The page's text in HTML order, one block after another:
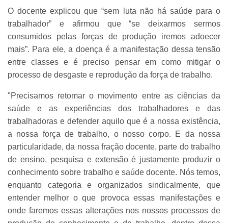
O docente explicou que “sem luta não há saúde para o
trabalhador” e afirmou que “se deixarmos sermos
consumidos pelas forças de produção iremos adoecer
mais”. Para ele, a doença é a manifestação dessa tensão
entre classes e é preciso pensar em como mitigar o
processo de desgaste e reprodução da força de trabalho.
"Precisamos retomar o movimento entre as ciências da
saúde e as experiências dos trabalhadores e das
trabalhadoras e defender aquilo que é a nossa existência,
a nossa força de trabalho, o nosso corpo. E da nossa
particularidade, da nossa fração docente, parte do trabalho
de ensino, pesquisa e extensão é justamente produzir o
conhecimento sobre trabalho e saúde docente. Nós temos,
enquanto categoria e organizados sindicalmente, que
entender melhor o que provoca essas manifestações e
onde faremos essas alterações nos nossos processos de